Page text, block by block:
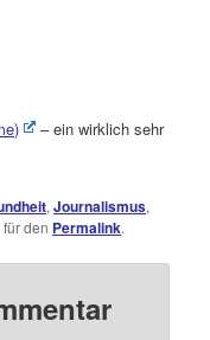
– ein wirklich sehr
,Journalismus,
den Permalink.